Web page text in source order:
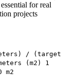
for real
projects
/ (target
(m2) 1
m2